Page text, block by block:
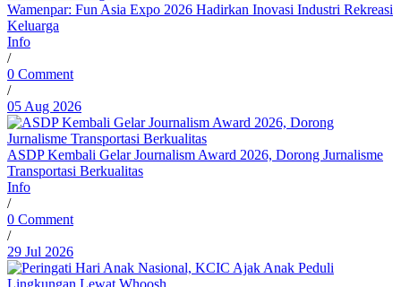
Wamenpar: Fun Asia Expo 2026 Hadirkan Inovasi Industri Rekreasi
Keluarga
Info
/
0 Comment
/
05 Aug 2026
ASDP Kembali Gelar Journalism Award 2026, Dorong Jurnalisme
Transportasi Berkualitas
Info
/
0 Comment
/
29 Jul 2026